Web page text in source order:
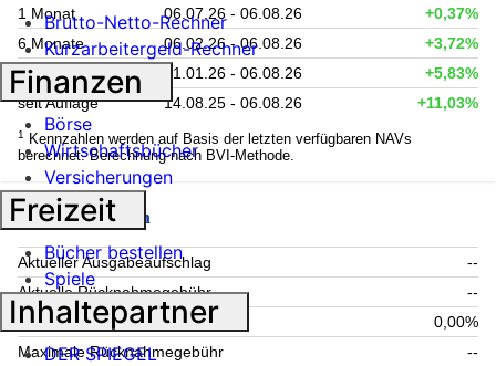
1 Monat 06.07.26 - 06.08.26
+0,37%
6 Monate
06.02.26 - 06.08.26
+3,72%
Lfd. Jahr (YTD)
01.01.26 - 06.08.26
+5,83%
seit Auflage
14.08.25 - 06.08.26 +11,03%
1
Kennzahlen werden auf Basis der letzten verfügbaren NAVs
berechnet. Berechnung nach BVI-Methode.
Fondsgebühren
Aktueller Ausgabeaufschlag
--
Aktuelle Rücknahmegebühr
--
Maximaler Ausgabeaufschlag
0,00%
Maximale Rücknahmegebühr
--
Brutto-Netto-Rechner
Kurzarbeitergeld-Rechner
Finanzen
Börse
Wirtschaftsbücher
Versicherungen
Freizeit
Bücher bestellen
Spiele
Inhaltepartner
DER SPIEGEL